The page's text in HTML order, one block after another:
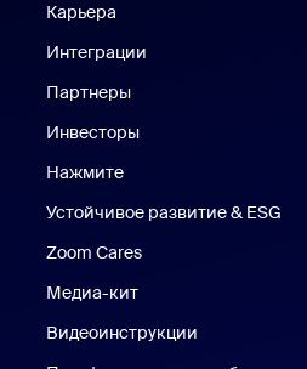
Карьера
Интеграции
Партнеры
Инвесторы
Нажмите
Устойчивое развитие & ESG
Zoom Cares
Медиа-кит
Видеоинструкции